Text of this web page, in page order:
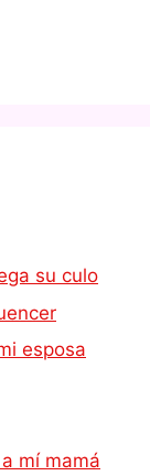
su culo
esposa
mí mamá